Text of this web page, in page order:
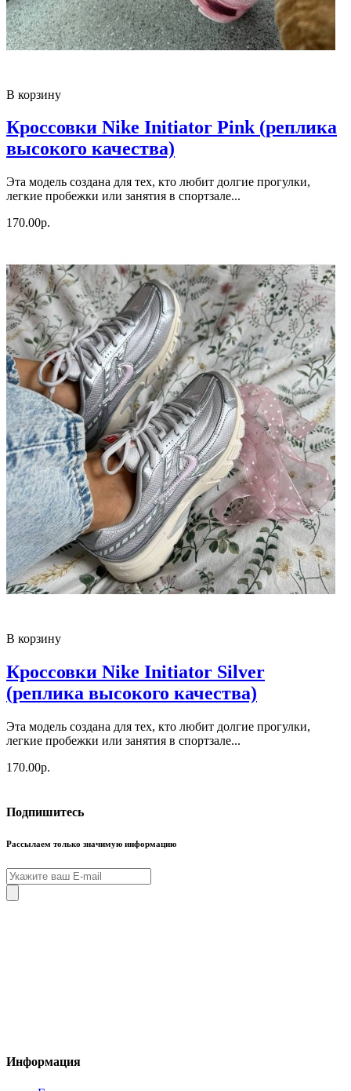
В корзину
Кроссовки Nike Initiator Pink (реплика
высокого качества)
Эта модель создана для тех, кто любит долгие прогулки,
легкие пробежки или занятия в спортзале...
170.00р.
В корзину
Кроссовки Nike Initiator Silver
(реплика высокого качества)
Эта модель создана для тех, кто любит долгие прогулки,
легкие пробежки или занятия в спортзале...
170.00р.
Подпишитесь
Рассылаем только значимую информацию
Информация